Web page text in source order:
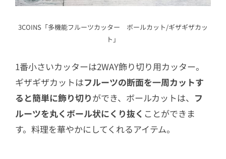
3COINS「多機能フルーツカッター ボールカット/ギザギザカッ
ト」
1番小さいカッターは2WAY飾り切り用カッター。
ギザギザカットはフルーツの断面を一周カットす
ると簡単に飾り切りができ、ボールカットは、 フ
ルーツを丸くボール状にくり抜く ことができま
す。料理を華やかにしてくれるアイテム。